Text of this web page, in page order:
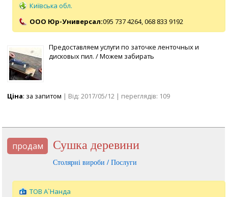
Київська обл.
ООО Юр-Универсал:095 737 4264, 068 833 9192
Предоставляем услуги по заточке ленточных и
дисковых пил. / Можем забирать
Ціна: за запитом | Від: 2017/05/12 | переглядів: 109
продам Сушка деревини
Столярні вироби / Послуги
ТОВ А`Нанда